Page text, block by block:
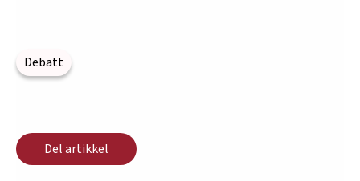
Debatt
Del artikkel